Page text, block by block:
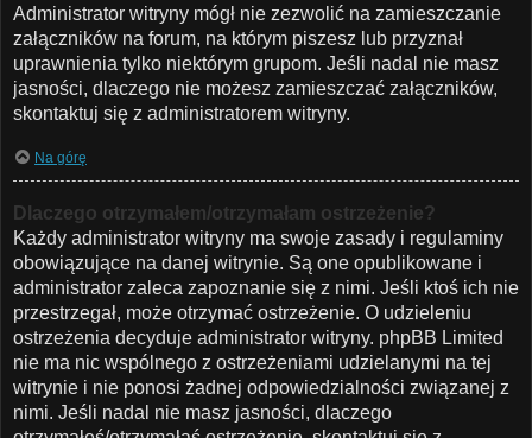
Administrator witryny mógł nie zezwolić na zamieszczanie
załączników na forum, na którym piszesz lub przyznał
uprawnienia tylko niektórym grupom. Jeśli nadal nie masz
jasności, dlaczego nie możesz zamieszczać załączników,
skontaktuj się z administratorem witryny.
Na górę
Dlaczego otrzymałem/otrzymałam ostrzeżenie?
Każdy administrator witryny ma swoje zasady i regulaminy
obowiązujące na danej witrynie. Są one opublikowane i
administrator zaleca zapoznanie się z nimi. Jeśli ktoś ich nie
przestrzegał, może otrzymać ostrzeżenie. O udzieleniu
ostrzeżenia decyduje administrator witryny. phpBB Limited
nie ma nic wspólnego z ostrzeżeniami udzielanymi na tej
witrynie i nie ponosi żadnej odpowiedzialności związanej z
nimi. Jeśli nadal nie masz jasności, dlaczego